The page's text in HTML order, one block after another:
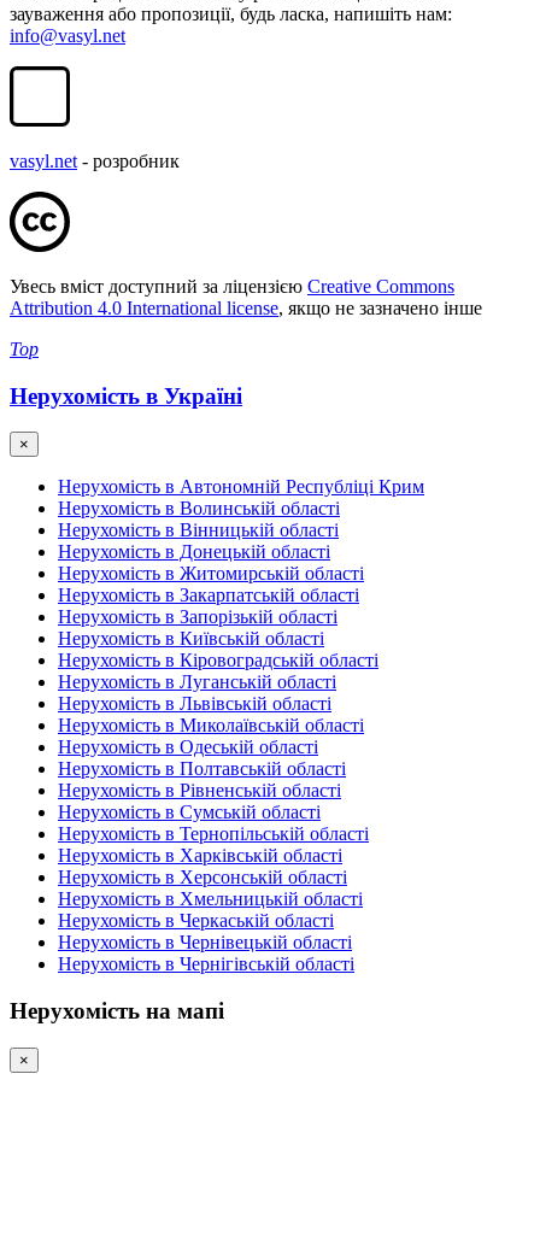
зауваження або пропозиції, будь ласка, напишіть нам:
info@vasyl.net
vasyl.net - розробник
Увесь вміст доступний за ліцензією Creative Commons
Attribution 4.0 International license, якщо не зазначено інше
Top
Нерухомість в Україні
×
Нерухомість в Автономній Республіці Крим
Нерухомість в Волинській області
Нерухомість в Вінницькій області
Нерухомість в Донецькій області
Нерухомість в Житомирській області
Нерухомість в Закарпатській області
Нерухомість в Запорізькій області
Нерухомість в Київській області
Нерухомість в Кіровоградській області
Нерухомість в Луганській області
Нерухомість в Львівській області
Нерухомість в Миколаївській області
Нерухомість в Одеській області
Нерухомість в Полтавській області
Нерухомість в Рівненській області
Нерухомість в Сумській області
Нерухомість в Тернопільській області
Нерухомість в Харківській області
Нерухомість в Херсонській області
Нерухомість в Хмельницькій області
Нерухомість в Черкаській області
Нерухомість в Чернівецькій області
Нерухомість в Чернігівській області
Нерухомість на мапі
×